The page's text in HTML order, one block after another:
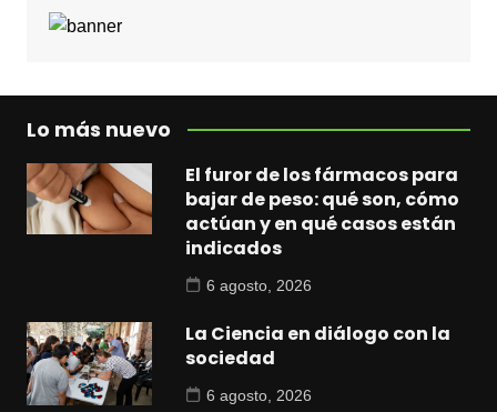
Lo más nuevo
El furor de los fármacos para
bajar de peso: qué son, cómo
actúan y en qué casos están
indicados
6 agosto, 2026
La Ciencia en diálogo con la
sociedad
6 agosto, 2026